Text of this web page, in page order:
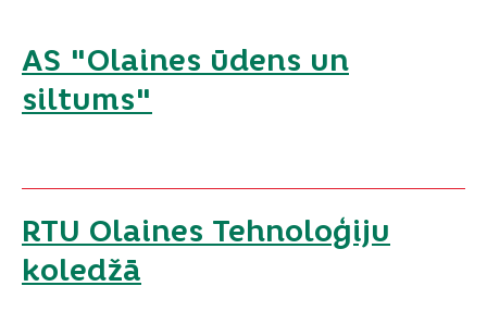
AS "Olaines ūdens un
siltums"
RTU Olaines Tehnoloģiju
koledžā